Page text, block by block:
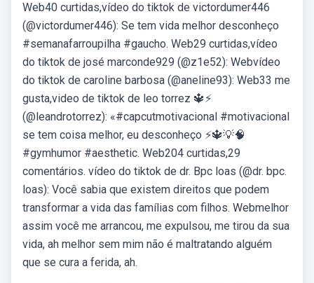
Web40 curtidas,vídeo do tiktok de victordumer446
(@victordumer446): Se tem vida melhor desconheço
#semanafarroupilha #gaucho. Web29 curtidas,vídeo
do tiktok de josé marconde929 (@z1e52): Webvídeo
do tiktok de caroline barbosa (@aneline93): Web33 me
gusta,video de tiktok de leo torrez 🔱⚡️
(@leandrotorrez): «#capcutmotivacional #motivacional
se tem coisa melhor, eu desconheço ⚡️🔱💡🧠
#gymhumor #aesthetic. Web204 curtidas,29
comentários. vídeo do tiktok de dr. Bpc loas (@dr. bpc.
loas): Você sabia que existem direitos que podem
transformar a vida das famílias com filhos. Webmelhor
assim você me arrancou, me expulsou, me tirou da sua
vida, ah melhor sem mim não é maltratando alguém
que se cura a ferida, ah.